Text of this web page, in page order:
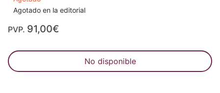
Agotado en la editorial
PVP. 91,00€
No disponible